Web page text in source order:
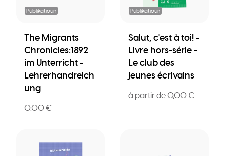
Publikatioun
The Migrants
Chronicles:1892
im Unterricht -
Lehrerhandreich
ung
0.00 €
Publikatioun
Salut, c'est à toi! -
Livre hors-série -
Le club des
jeunes écrivains
à partir de 0,00 €